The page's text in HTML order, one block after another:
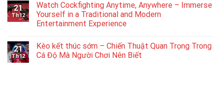
21
Th12
Watch Cockfighting Anytime, Anywhere – Immerse
Yourself in a Traditional and Modern
Entertainment Experience
21
Th12
Kèo kết thúc sớm – Chiến Thuật Quan Trọng Trong
Cá Độ Mà Người Chơi Nên Biết